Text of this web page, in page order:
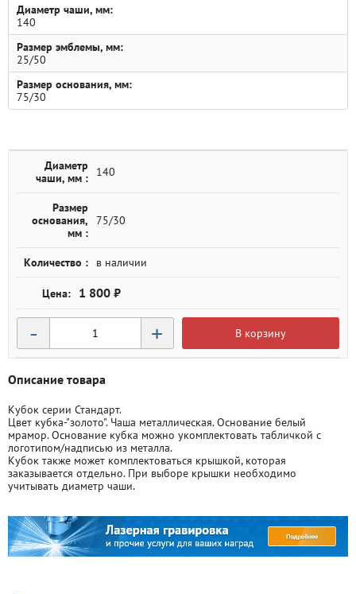
Диаметр чаши, мм:
140
Размер эмблемы, мм:
25/50
Размер основания, мм:
75/30
Диаметр
чаши, мм :
140
Размер
основания,
мм :
75/30
Количество : в наличии
1 800 ₽
- + В корзину
Описание товара
Кубок серии Стандарт.
Цвет кубка-"золото". Чаша металлическая. Основание белый
мрамор. Основание кубка можно укомплектовать табличкой с
логотипом/надписью из металла.
Кубок также может комплектоваться крышкой, которая
заказывается отдельно. При выборе крышки необходимо
учитывать диаметр чаши.